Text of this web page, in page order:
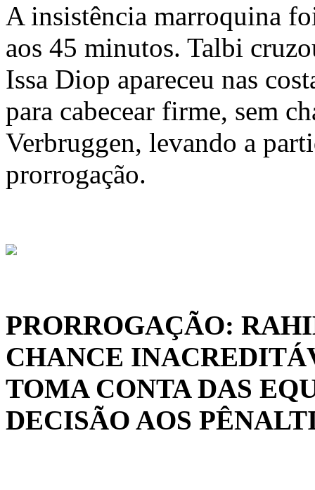
A insistência marroquina
aos 45 minutos. Talbi
Issa Diop apareceu nas
para cabecear firme, sem
Verbruggen, levando a
prorrogação.
PRORROGAÇÃO:
CHANCE
TOMA CONTA DAS
DECISÃO AOS